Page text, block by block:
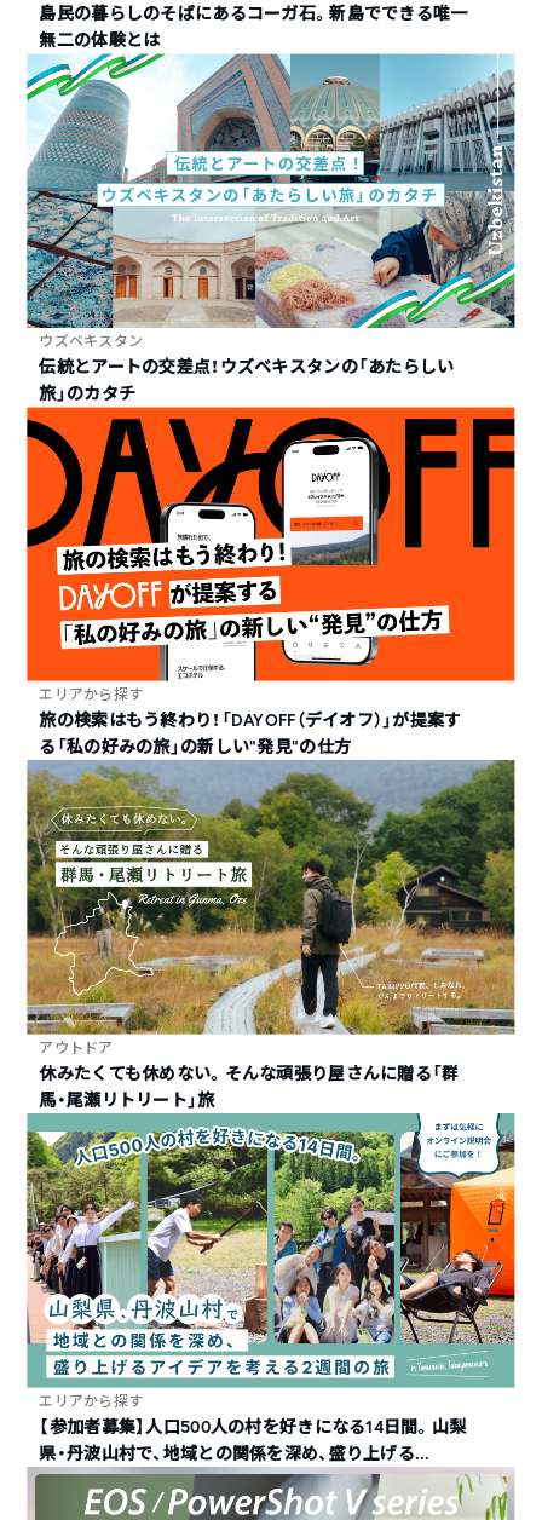
島民の暮らしのそばにあるコーガ石。新島でできる唯一
無二の体験とは
ウズベキスタン
伝統とアートの交差点！ウズベキスタンの「あたらしい
旅」のカタチ
エリアから探す
旅の検索はもう終わり！「DAYOFF（デイオフ）」が提案す
る「私の好みの旅」の新しい“発見”の仕方
アウトドア
休みたくても休めない。そんな頑張り屋さんに贈る「群
馬・尾瀬リトリート」旅
エリアから探す
【参加者募集】人口500人の村を好きになる14日間。山梨
県・丹波山村で、地域との関係を深め、盛り上げる...